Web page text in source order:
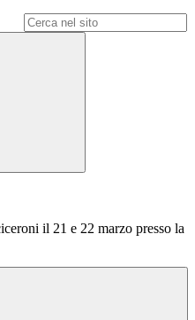
il 21 e 22 marzo presso la